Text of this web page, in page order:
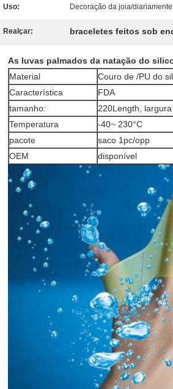
Uso: Decoração da joia/
Realçar: braceletes feitos sob
As luvas palmados da natação do
Material
Couro de /PU do
Característica
FDA
tamanho:
220Length,
Temperatura
-40~ 230°C
pacote
saco 1pc/opp
OEM
disponível